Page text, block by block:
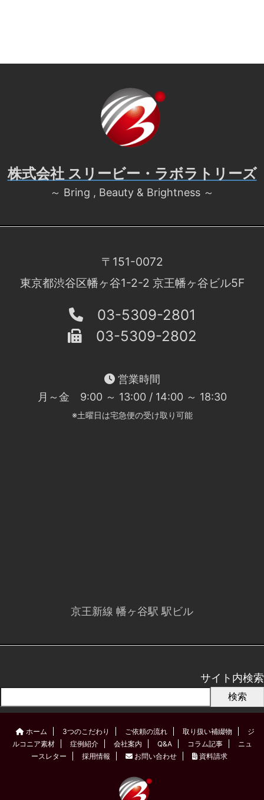
株式会社 スリービー・ラボラトリーズ
～ Bring , Beauty & Brightness ～
〒151-0072
東京都渋谷区幡ヶ谷1-2-2 京王幡ヶ谷ビル5F
03-5309-2801
03-5309-2802
営業時間
月～金 9:00 ～ 13:00 / 14:00 ～ 18:30
※土曜日は宅急便の受け取り可能
京王新線 幡ヶ谷駅 駅ビル
サイト内検索
検索
ホーム 3つのこだわり ご依頼の流れ 取り扱い補綴物
ジ
ルコニア素材
症例紹介 会社案内 Q&A コラム記事
ニュ
ースレター
採用情報 お問い合わせ 資料請求